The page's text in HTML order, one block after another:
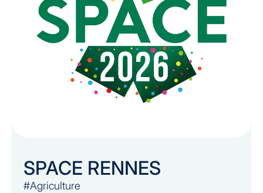
SPACE RENNES
#Agriculture